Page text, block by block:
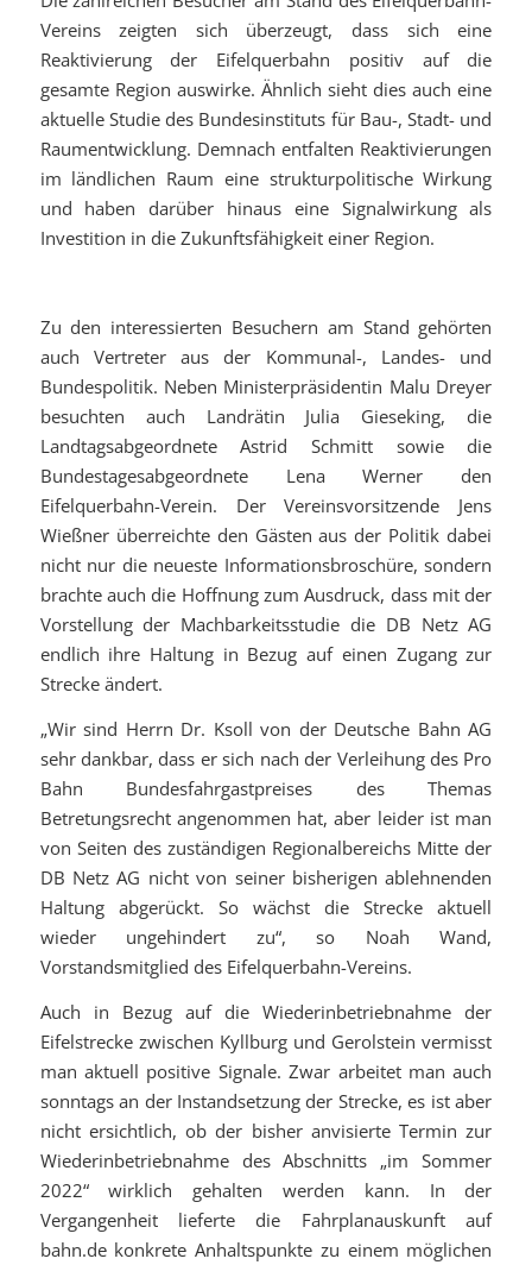
Vereins zeigten sich überzeugt, dass sich eine
Reaktivierung der Eifelquerbahn positiv auf die
gesamte Region auswirke. Ähnlich sieht dies auch eine
aktuelle Studie des Bundesinstituts für Bau-, Stadt- und
Raumentwicklung. Demnach entfalten Reaktivierungen
im ländlichen Raum eine strukturpolitische Wirkung
und haben darüber hinaus eine Signalwirkung als
Investition in die Zukunftsfähigkeit einer Region.
Zu den interessierten Besuchern am Stand gehörten
auch Vertreter aus der Kommunal-, Landes- und
Bundespolitik. Neben Ministerpräsidentin Malu Dreyer
besuchten auch Landrätin Julia Gieseking, die
Landtagsabgeordnete Astrid Schmitt sowie die
Bundestagesabgeordnete Lena Werner den
Eifelquerbahn-Verein. Der Vereinsvorsitzende Jens
Wießner überreichte den Gästen aus der Politik dabei
nicht nur die neueste Informationsbroschüre, sondern
brachte auch die Hoffnung zum Ausdruck, dass mit der
Vorstellung der Machbarkeitsstudie die DB Netz AG
endlich ihre Haltung in Bezug auf einen Zugang zur
Strecke ändert.
„Wir sind Herrn Dr. Ksoll von der Deutsche Bahn AG
sehr dankbar, dass er sich nach der Verleihung des Pro
Bahn Bundesfahrgastpreises des Themas
Betretungsrecht angenommen hat, aber leider ist man
von Seiten des zuständigen Regionalbereichs Mitte der
DB Netz AG nicht von seiner bisherigen ablehnenden
Haltung abgerückt. So wächst die Strecke aktuell
wieder ungehindert zu“, so Noah Wand,
Vorstandsmitglied des Eifelquerbahn-Vereins.
Auch in Bezug auf die Wiederinbetriebnahme der
Eifelstrecke zwischen Kyllburg und Gerolstein vermisst
man aktuell positive Signale. Zwar arbeitet man auch
sonntags an der Instandsetzung der Strecke, es ist aber
nicht ersichtlich, ob der bisher anvisierte Termin zur
Wiederinbetriebnahme des Abschnitts „im Sommer
2022“ wirklich gehalten werden kann. In der
Vergangenheit lieferte die Fahrplanauskunft auf
bahn.de konkrete Anhaltspunkte zu einem möglichen